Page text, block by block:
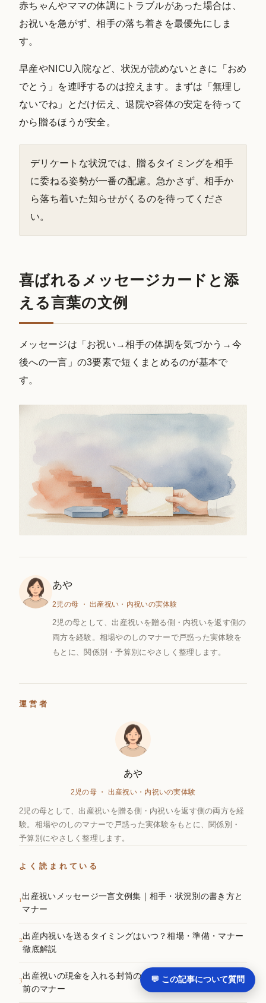
赤ちゃんやママの体調にトラブルがあった場合は、
お祝いを急がず、相手の落ち着きを最優先にしま
す。
早産やNICU入院など、状況が読めないときに「おめ
でとう」を連呼するのは控えます。まずは「無理し
ないでね」とだけ伝え、退院や容体の安定を待って
から贈るほうが安全。
デリケートな状況では、贈るタイミングを相手
に委ねる姿勢が一番の配慮。急かさず、相手か
ら落ち着いた知らせがくるのを待ってくださ
い。
喜ばれるメッセージカードと添
える言葉の文例
メッセージは「お祝い→相手の体調を気づかう→今
後への一言」の3要素で短くまとめるのが基本で
す。
💬 この記事について質問
あや
2児の母 ・ 出産祝い・内祝いの実体験
2児の母として、出産祝いを贈る側・内祝いを返す側の
両方を経験。相場やのしのマナーで戸惑った実体験を
もとに、関係別・予算別にやさしく整理します。
運営者
あや
2児の母 ・ 出産祝い・内祝いの実体験
2児の母として、出産祝いを贈る側・内祝いを返す側の両方を経
験。相場やのしのマナーで戸惑った実体験をもとに、関係別・
予算別にやさしく整理します。
よく読まれている
1出産祝いメッセージ一言文例集｜相手・状況別の書き方と
マナー
2出産内祝いを送るタイミングはいつ？相場・準備・マナー
徹底解説
3出産祝いの現金を入れる封筒の書き方｜表書き・金額・名
前のマナー